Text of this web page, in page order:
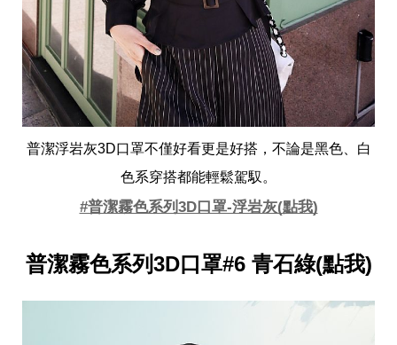
普潔浮岩灰3D口罩不僅好看更是好搭，不論是黑色、白
色系穿搭都能輕鬆駕馭。
#普潔霧色系列3D口罩-浮岩灰(點我)
普潔霧色系列3D口罩#6 青石綠(點我)